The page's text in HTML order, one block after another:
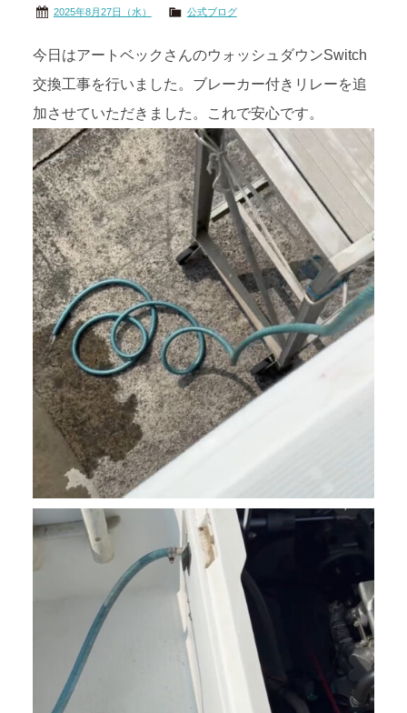
2025年8月27日（水） 公式ブログ
今日はアートベックさんのウォッシュダウンSwitch
交換工事を行いました。ブレーカー付きリレーを追
加させていただきました。これで安心です。